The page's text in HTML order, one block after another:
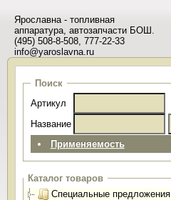
Ярославна - топливная
аппаратура, автозапчасти БОШ.
(495) 508-8-508, 777-22-33
info@yaroslavna.ru
Поиск
Артикул
Название
Применяемость
Каталог товаров
Специальные предложения